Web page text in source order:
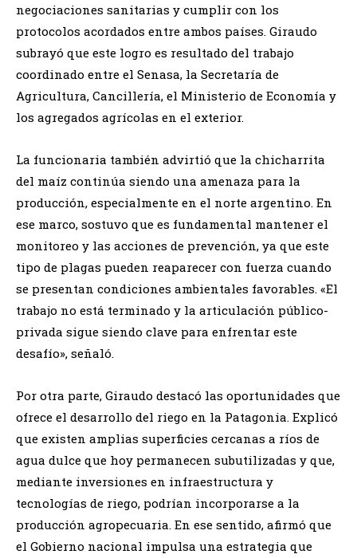
negociaciones sanitarias y cumplir con los
protocolos acordados entre ambos países. Giraudo
subrayó que este logro es resultado del trabajo
coordinado entre el Senasa, la Secretaría de
Agricultura, Cancillería, el Ministerio de Economía y
los agregados agrícolas en el exterior.
La funcionaria también advirtió que la chicharrita
del maíz continúa siendo una amenaza para la
producción, especialmente en el norte argentino. En
ese marco, sostuvo que es fundamental mantener el
monitoreo y las acciones de prevención, ya que este
tipo de plagas pueden reaparecer con fuerza cuando
se presentan condiciones ambientales favorables. «El
trabajo no está terminado y la articulación público-
privada sigue siendo clave para enfrentar este
desafío», señaló.
Por otra parte, Giraudo destacó las oportunidades que
ofrece el desarrollo del riego en la Patagonia. Explicó
que existen amplias superficies cercanas a ríos de
agua dulce que hoy permanecen subutilizadas y que,
mediante inversiones en infraestructura y
tecnologías de riego, podrían incorporarse a la
producción agropecuaria. En ese sentido, afirmó que
el Gobierno nacional impulsa una estrategia que